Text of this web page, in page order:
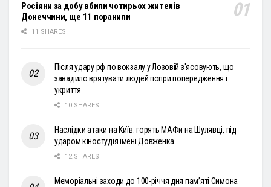
Росіяни за добу вбили чотирьох жителів
Донеччини, ще 11 поранили
11 SHARES
Після удару рф по вокзалу у Лозовій з'ясовують, що
завадило врятувати людей попри попередження і
укриття
10 SHARES
Наслідки атаки на Київ: горять МАФи на Шулявці, під
ударом кіностудія імені Довженка
12 SHARES
Меморіальні заходи до 100-річчя дня пам’яті Симона